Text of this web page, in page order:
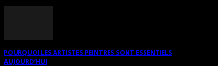
POURQUOI LES ARTISTES PEINTRES SONT ESSENTIELS
AUJOURD’HUI